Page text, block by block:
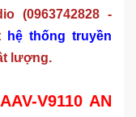
(0963742828 -
hệ thống truyền
lượng.
V9110 AN